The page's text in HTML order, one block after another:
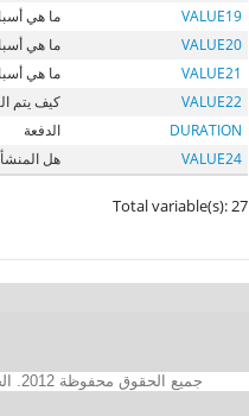
VALUE19
ما هي
VALUE20
ما هي
VALUE21
ما هي
VALUE22
كيف يتم
DURATION
الدفعة
VALUE24
هل
Total variable(s): 27
جميع الحقوق محفوظة 2012. الجهاز المركزي للتعبئة العامة والإحصاءات. لمزيد من الاستفسارات الفنية بخصوص الصفحة الالكترونية